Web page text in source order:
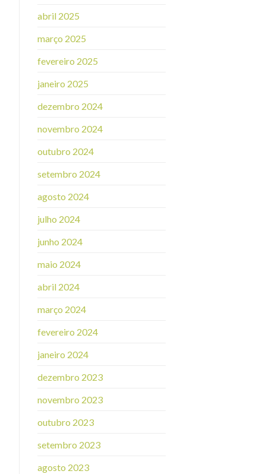
abril 2025
março 2025
fevereiro 2025
janeiro 2025
dezembro 2024
novembro 2024
outubro 2024
setembro 2024
agosto 2024
julho 2024
junho 2024
maio 2024
abril 2024
março 2024
fevereiro 2024
janeiro 2024
dezembro 2023
novembro 2023
outubro 2023
setembro 2023
agosto 2023